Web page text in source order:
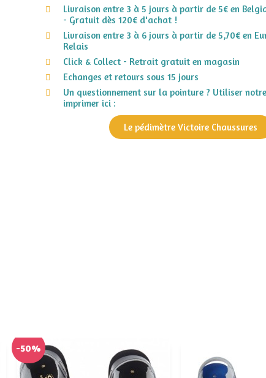
Livraison entre 3 à 5 jours à partir de 5€ en
- Gratuit dès 120€ d'achat !
Livraison entre 3 à 6 jours à partir de 5,70€ en
Relais
Click & Collect - Retrait gratuit en magasin
Echanges et retours sous 15 jours
Un questionnement sur la pointure ? Utiliser
imprimer ici :
Le pédimètre Victoire Chaussures
-50%